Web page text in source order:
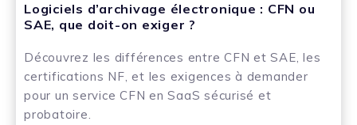
Logiciels d’archivage électronique : CFN ou
SAE, que doit-on exiger ?
Découvrez les différences entre CFN et SAE, les
certifications NF, et les exigences à demander
pour un service CFN en SaaS sécurisé et
probatoire.